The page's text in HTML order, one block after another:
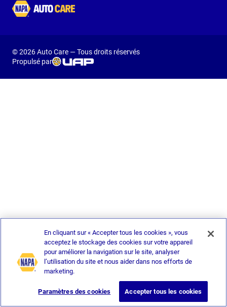
Autocare
© 2026 Auto Care — Tous droits réservés
Propulsé par
En cliquant sur « Accepter tous les cookies », vous
acceptez le stockage des cookies sur votre appareil
pour améliorer la navigation sur le site, analyser
l’utilisation du site et nous aider dans nos efforts de
marketing.
Paramètres des cookies Accepter tous les cookies